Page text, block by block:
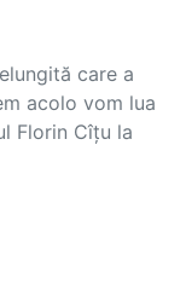
care a
acolo vom lua
Florin Cîțu la